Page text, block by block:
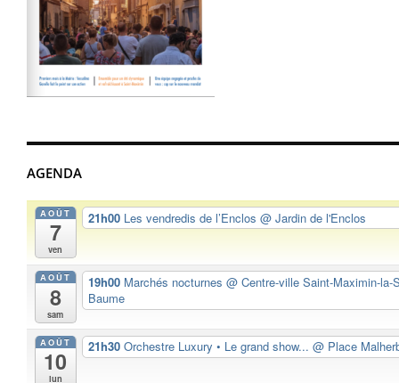
AGENDA
AOÛT
7
ven
21h00 Les vendredis de l’Enclos @ Jardin de l'Enclos
AOÛT
8
sam
19h00 Marchés nocturnes @ Centre-ville Saint-Maximin-la-
Baume
AOÛT
10
lun
21h30 Orchestre Luxury • Le grand show... @ Place